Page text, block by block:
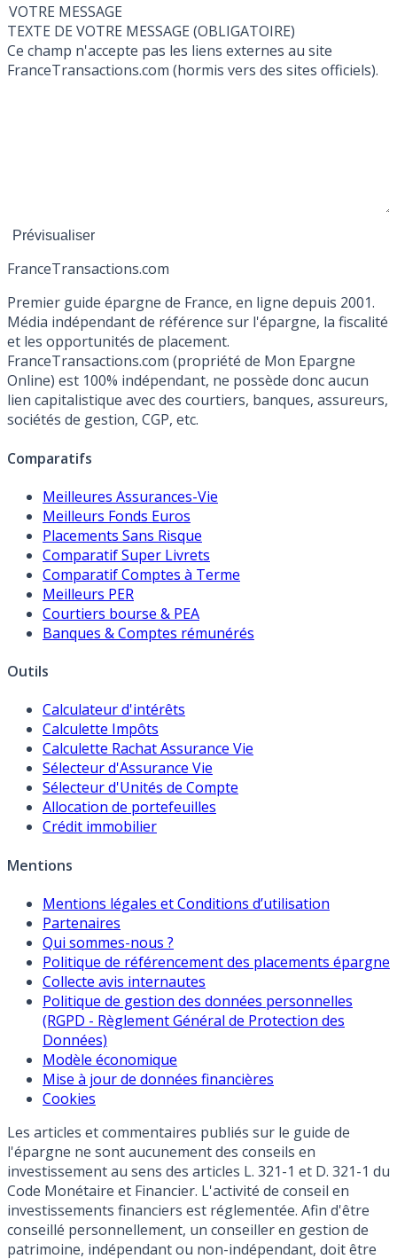
VOTRE MESSAGE
TEXTE DE VOTRE MESSAGE (OBLIGATOIRE)
Ce champ n'accepte pas les liens externes au site
FranceTransactions.com (hormis vers des sites officiels).
FranceTransactions.com
Premier guide épargne de France, en ligne depuis 2001.
Média indépendant de référence sur l'épargne, la fiscalité
et les opportunités de placement.
FranceTransactions.com (propriété de Mon Epargne
Online) est 100% indépendant, ne possède donc aucun
lien capitalistique avec des courtiers, banques, assureurs,
sociétés de gestion, CGP, etc.
Comparatifs
Meilleures Assurances-Vie
Meilleurs Fonds Euros
Placements Sans Risque
Comparatif Super Livrets
Comparatif Comptes à Terme
Meilleurs PER
Courtiers bourse & PEA
Banques & Comptes rémunérés
Outils
Calculateur d'intérêts
Calculette Impôts
Calculette Rachat Assurance Vie
Sélecteur d'Assurance Vie
Sélecteur d'Unités de Compte
Allocation de portefeuilles
Crédit immobilier
Mentions
Mentions légales et Conditions d’utilisation
Partenaires
Qui sommes-nous ?
Politique de référencement des placements épargne
Collecte avis internautes
Politique de gestion des données personnelles
(RGPD - Règlement Général de Protection des
Données)
Modèle économique
Mise à jour de données financières
Cookies
Les articles et commentaires publiés sur le guide de
l'épargne ne sont aucunement des conseils en
investissement au sens des articles L. 321-1 et D. 321-1 du
Code Monétaire et Financier. L'activité de conseil en
investissements financiers est réglementée. Afin d'être
conseillé personnellement, un conseiller en gestion de
patrimoine, indépendant ou non-indépendant, doit être